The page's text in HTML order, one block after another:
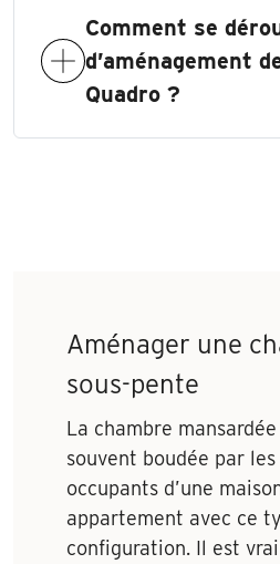
Comment se
d’aménagement
Quadro ?
Aménager une
sous-pente
La chambre
souvent boudée par
occupants d’une
appartement avec ce
configuration. Il est